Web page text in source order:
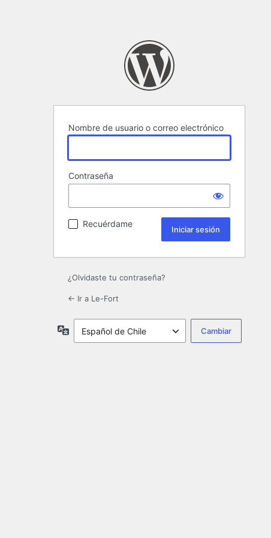
Nombre de usuario o correo electrónico
Contraseña
Recuérdame
¿Olvidaste tu contraseña?
← Ir a Le-Fort
Idioma